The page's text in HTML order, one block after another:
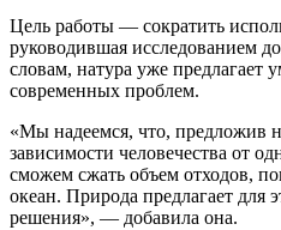
Цель работы — сократить
руководившая исследованием
словам, натура уже предлагает
современных проблем.
«Мы надеемся, что, предложив
зависимости человечества от
cможем сжать объем отходов,
океан. Природа предлагает для
решения», — добавила она.